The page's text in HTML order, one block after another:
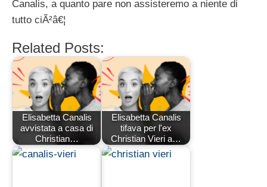
Canalis, a quanto pare non assisteremo a niente di
tutto ciÃ²â€¦
Related Posts:
Elisabetta Canalis
avvistata a casa di
Christian…
Elisabetta Canalis
tifava per l'ex
Christian Vieri a…